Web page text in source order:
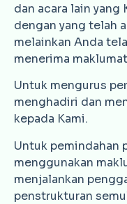
dan acara lain yang
dengan yang telah
melainkan Anda
menerima
Untuk mengurus
menghadiri dan
kepada Kami.
Untuk pemindahan
menggunakan
menjalankan
penstrukturan